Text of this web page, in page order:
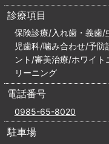
診療項目
保険診療/入れ歯・義歯
児歯科/噛み合わせ/予
ント/審美治療/ホワイ
リーニング
電話番号
0985-65-8020
駐車場